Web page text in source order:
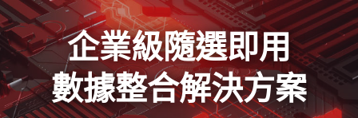
企業級隨選即用
數據整合解決方案